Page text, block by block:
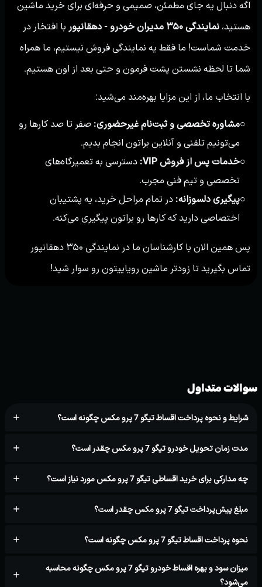
اگه دنبال یه جای مطمئن، صمیمی و حرفه‌ای برای خرید ماشین
هستید، نمایندگی ۳۵۰ مدیران خودرو - دهقانپور
با افتخار در
خدمت شماست! ما فقط یه نمایندگی فروش نیستیم، ما همراه
شما تا لحظه نشستن پشت فرمون و حتی بعد از اون هستیم.
با انتخاب ما، از این مزایا بهره‌مند می‌شید:
○مشاوره تخصصی و ثبت‌نام غیرحضوری: صفر تا صد کارها رو
می‌تونیم تلفنی و آنلاین براتون انجام بدیم.
○خدمات پس از فروش VIP:
دسترسی به تعمیرگاه‌های
تخصصی و تیم فنی مجرب.
○پیگیری دلسوزانه: در تمام مراحل خرید، یه پشتیبان
اختصاصی دارید که کارها رو براتون پیگیری می‌کنه.
پس همین الان با کارشناسان ما در نمایندگی ۳۵۰ دهقانپور
تماس بگیرید تا زودتر ماشین رویاییتون رو سوار شید!
سوالات متداول
شرایط و نحوه پرداخت اقساط تیگو 7 پرو مکس چگونه است؟
مدت زمان تحویل خودرو تیگو 7 پرو مکس چقدر است؟
چه مدارکی برای خرید اقساطی تیگو 7 پرو مکس مورد نیاز است؟
مبلغ پیش‌پرداخت تیگو 7 پرو مکس چقدر است؟
نحوه پرداخت اقساط تیگو 7 پرو مکس چگونه است؟
میزان سود و بهره اقساط خودرو تیگو 7 پرو مکس چگونه محاسبه
می‌شود؟